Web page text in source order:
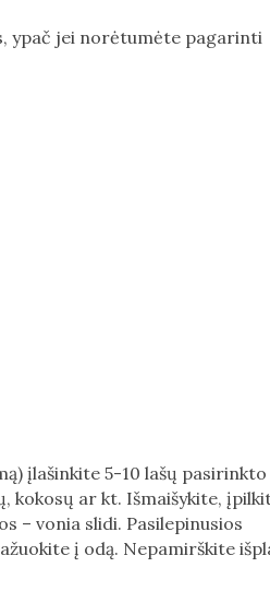
ypač jei norėtumėte pagarinti
įlašinkite 5-10 lašų pasirinkto
kokosų ar kt. Išmaišykite,
– vonia slidi. Pasilepinusios
į odą. Nepamirškite